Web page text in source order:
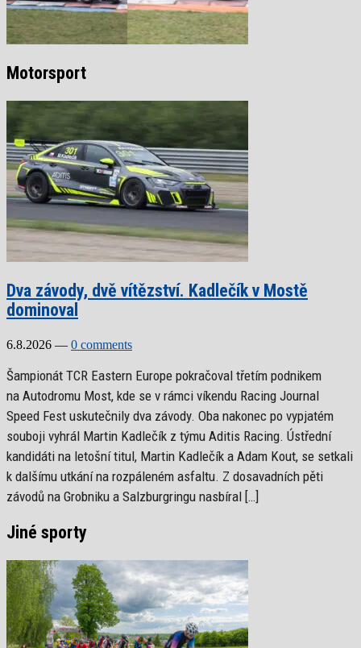
Motorsport
Dva závody, dvě vítězství. Kadlečík v Mostě
dominoval
6.8.2026 — 0 comments
Šampionát TCR Eastern Europe pokračoval třetím podnikem
na Autodromu Most, kde se v rámci víkendu Racing Journal
Speed Fest uskutečnily dva závody. Oba nakonec po vypjatém
souboji vyhrál Martin Kadlečík z týmu Aditis Racing. Ústřední
kandidáti na letošní titul, Martin Kadlečík a Adam Kout, se setkali
k dalšímu utkání na rozpáleném asfaltu. Z dosavadních pěti
závodů na Grobniku a Salzburgringu nasbíral […]
Jiné sporty